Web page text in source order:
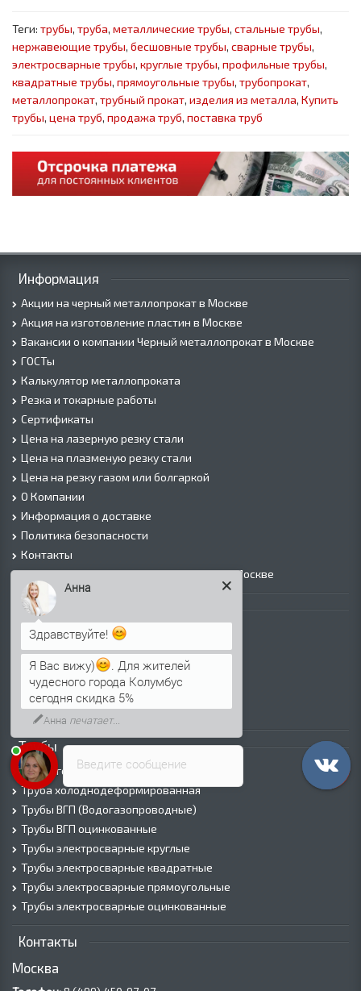
Теги: трубы, труба, металлические трубы, стальные трубы,
нержавеющие трубы, бесшовные трубы, сварные трубы,
электросварные трубы, круглые трубы, профильные трубы,
квадратные трубы, прямоугольные трубы, трубопрокат,
металлопрокат, трубный прокат, изделия из металла, Купить
трубы, цена труб, продажа труб, поставка труб
Информация
Акции на черный металлопрокат в Москве
Акция на изготовление пластин в Москве
Вакансии о компании Черный металлопрокат в Москве
ГОСТы
Калькулятор металлопроката
Резка и токарные работы
Сертификаты
Цена на лазерную резку стали
Цена на плазменую резку стали
Цена на резку газом или болгаркой
О Компании
Информация о доставке
Политика безопасности
Контакты
Прайс лист на черный металлопрокат в Москве
Листовой прокат
Лист г/к
Лист х/к
Просечно-вытяжной лист (ПВЛ)
Лист рифленый
Лист оцинкованный
Трубы
Трубы горячедеформированные
Труба холоднодеформированная
Трубы ВГП (Водогазопроводные)
Трубы ВГП оцинкованные
Трубы электросварные круглые
Трубы электросварные квадратные
Трубы электросварные прямоугольные
Трубы электросварные оцинкованные
Контакты
Москва
Введите сообщение
Здравствуйте!
Я Вас вижу)
. Для жителей
чудесного города Колумбус
сегодня скидка 5%